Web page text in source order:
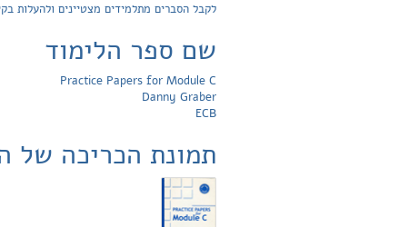
לקבל הסברים מתלמידים מצטיינים ולהעלות
שם ספר הלימוד
Practice Papers for Module C
Danny Graber
ECB
תמונת הכריכה של